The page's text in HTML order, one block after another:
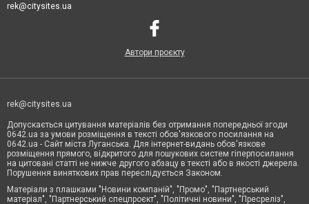
rek@citysites.ua
Автори проєкту
rek@citysites.ua
Допускається цитування матеріалів без отримання попередньої згоди
0642.ua за умови розміщення в тексті обов'язкового посилання на
0642.ua - Сайт міста Луганська. Для інтернет-видань обов'язкове
розміщення прямого, відкритого для пошукових систем гіперпосилання
на цитовані статті не нижче другого абзацу в тексті або в якості джерела.
Порушення виняткових прав переслідується Законом.
Матеріали з плашками "Новини компаній", "Промо", "Партнерський
матеріал", "Партнерський спецпроєкт", "Політичні новини", "Пресреліз",